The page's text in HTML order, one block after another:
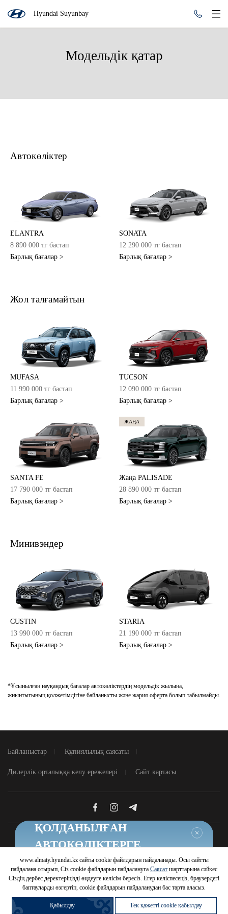
Hyundai Suyunbay
Модельдік қатар
Автокөліктер
ELANTRA
8 890 000 тг бастап
Барлық бағалар >
SONATA
12 290 000 тг бастап
Барлық бағалар >
Жол талғамайтын
MUFASA
11 990 000 тг бастап
Барлық бағалар >
TUCSON
12 090 000 тг бастап
Барлық бағалар >
SANTA FE
17 790 000 тг бастап
Барлық бағалар >
Жаңа PALISADE
ЖАҢА
28 890 000 тг бастап
Барлық бағалар >
Минивэндер
CUSTIN
13 990 000 тг бастап
Барлық бағалар >
STARIA
21 190 000 тг бастап
Барлық бағалар >
*Ұсынылған науқандық бағалар автокөліктердің модельдік жылына,
жиынтығының қолжетімдігіне байланысты және жария оферта болып табылмайды.
Байланыстар Құпиялылық саясаты
Дилерлік орталыққа келу ережелері Сайт картасы
© 2026 Hyundai Motor Company
www.almaty.hyundai.kz сайты cookie файлдарын пайдаланады. Осы сайтты
пайдалана отырып, Сіз cookie файлдарын пайдалануға Саясат шарттарына сәйкес
Сіздің дербес деректеріңізді өңдеуге келісім бересіз. Егер келіспесеңіз, браузердегі
баптауларды өзгертіп, cookie файлдарын пайдаланудан бас тарта аласыз.
Қабылдау Тек қажетті cookie қабылдау
Автомобильді
Жүрілген
Автомобильді
Несиеге сатып
ҚОЛДАНЫЛҒАН
АВТОКӨЛІКТЕРГЕ
ТИІМДІ ШАРТТАР
Шарттарды білу
Жабу